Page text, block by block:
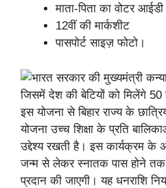
माता-पिता का वोटर आईडी
12वीं की मार्कशीट
पासपोर्ट साइज़ फोटो।
इस योजना से बिहार राज्य के
योजना उच्च शिक्षा के प्रति
उद्देश्य रखती है। इस कार्यक्रम के
जन्म से लेकर स्नातक पास होने तक
प्रदान की जाएगी। यह धनराशि